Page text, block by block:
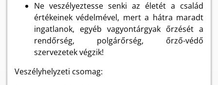
Ne veszélyeztesse senki az életét a család
értékeinek védelmével, mert a hátra maradt
ingatlanok, egyéb vagyontárgyak őrzését a
rendőrség, polgárőrség, őrző-védő
szervezetek végzik!
Veszélyhelyzeti csomag: